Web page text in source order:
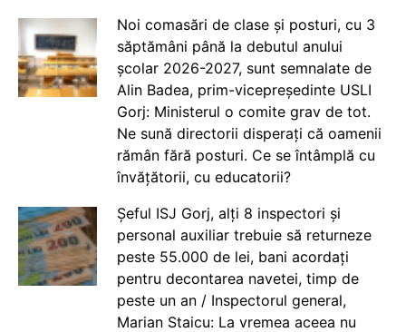
Noi comasări de clase și posturi, cu 3
săptămâni până la debutul anului
școlar 2026-2027, sunt semnalate de
Alin Badea, prim-vicepreședinte USLI
Gorj: Ministerul o comite grav de tot.
Ne sună directorii disperați că oamenii
rămân fără posturi. Ce se întâmplă cu
învățătorii, cu educatorii?
Șeful ISJ Gorj, alți 8 inspectori și
personal auxiliar trebuie să returneze
peste 55.000 de lei, bani acordați
pentru decontarea navetei, timp de
peste un an / Inspectorul general,
Marian Staicu: La vremea aceea nu